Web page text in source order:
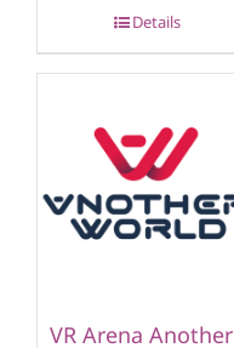
Details
VR Arena Another